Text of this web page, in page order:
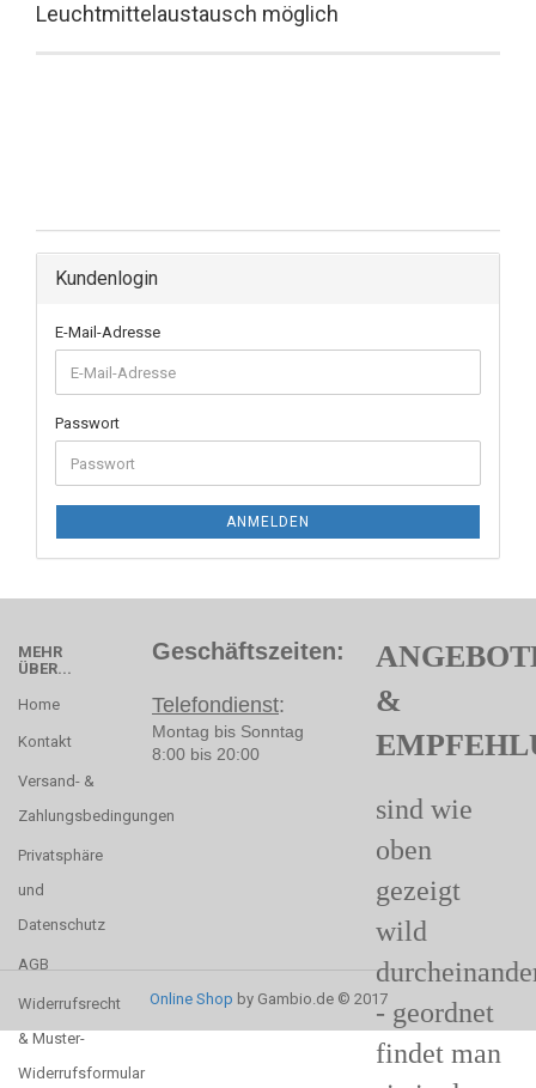
Leuchtmittelaustausch möglich
Kundenlogin
E-Mail-Adresse
Passwort
ANMELDEN
MEHR
ÜBER...
Home
Kontakt
Versand- &
Zahlungsbedingungen
Privatsphäre
und
Datenschutz
AGB
Widerrufsrecht
& Muster-
Widerrufsformular
Geschäftszeiten:
Telefondienst:
Montag bis Sonntag
8:00 bis 20:00
&
sind wie
oben
gezeigt
wild
- geordnet
findet man
Online Shop by Gambio.de © 2017